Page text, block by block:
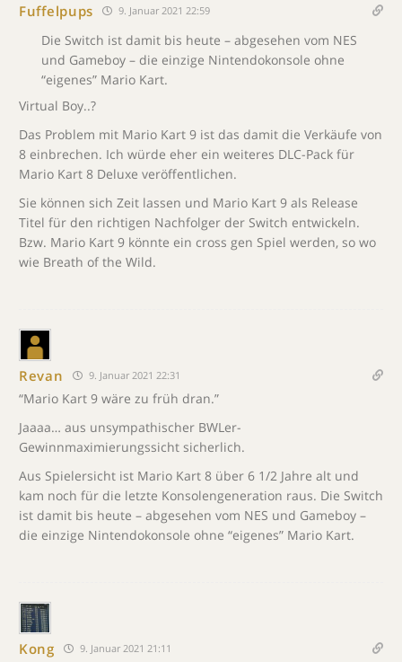
Fuffelpups 9. Januar 2021 22:59
Die Switch ist damit bis heute – abgesehen vom NES
und Gameboy – die einzige Nintendokonsole ohne
“eigenes” Mario Kart.
Virtual Boy..?
Das Problem mit Mario Kart 9 ist das damit die Verkäufe von
8 einbrechen. Ich würde eher ein weiteres DLC-Pack für
Mario Kart 8 Deluxe veröffentlichen.
Sie können sich Zeit lassen und Mario Kart 9 als Release
Titel für den richtigen Nachfolger der Switch entwickeln.
Bzw. Mario Kart 9 könnte ein cross gen Spiel werden, so wo
wie Breath of the Wild.
Revan 9. Januar 2021 22:31
“Mario Kart 9 wäre zu früh dran.”
Jaaaa… aus unsympathischer BWLer-
Gewinnmaximierungssicht sicherlich.
Aus Spielersicht ist Mario Kart 8 über 6 1/2 Jahre alt und
kam noch für die letzte Konsolengeneration raus. Die Switch
ist damit bis heute – abgesehen vom NES und Gameboy –
die einzige Nintendokonsole ohne “eigenes” Mario Kart.
Kong 9. Januar 2021 21:11